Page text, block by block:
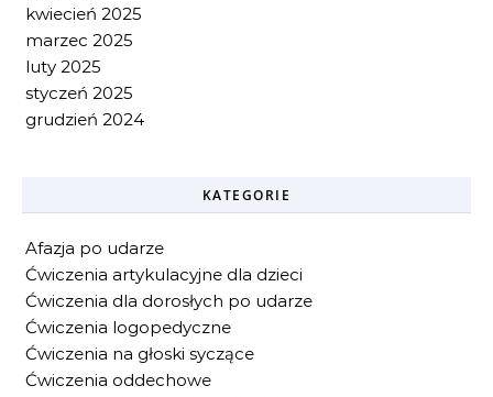
kwiecień 2025
marzec 2025
luty 2025
styczeń 2025
grudzień 2024
KATEGORIE
Afazja po udarze
Ćwiczenia artykulacyjne dla dzieci
Ćwiczenia dla dorosłych po udarze
Ćwiczenia logopedyczne
Ćwiczenia na głoski syczące
Ćwiczenia oddechowe